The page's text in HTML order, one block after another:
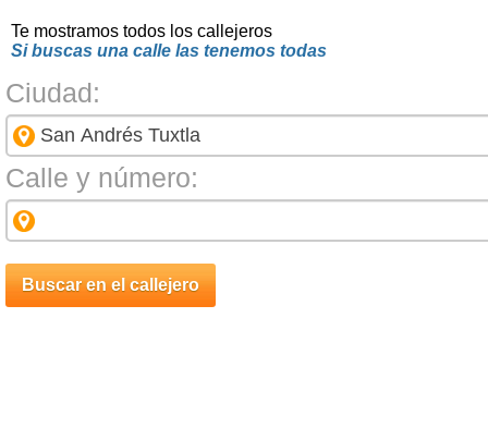
Te mostramos todos los callejeros
Si buscas una calle las tenemos todas
Ciudad:
Calle y número: